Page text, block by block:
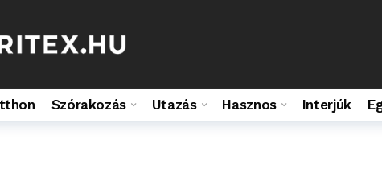
Szórakozás Utazás Hasznos Interjúk